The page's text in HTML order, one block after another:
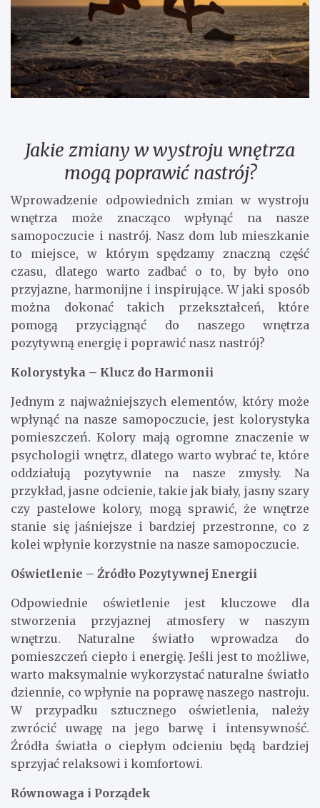
Jakie zmiany w wystroju wnętrza
mogą poprawić nastrój?
Wprowadzenie odpowiednich zmian w wystroju
wnętrza może znacząco wpłynąć na nasze
samopoczucie i nastrój. Nasz dom lub mieszkanie
to miejsce, w którym spędzamy znaczną część
czasu, dlatego warto zadbać o to, by było ono
przyjazne, harmonijne i inspirujące. W jaki sposób
można dokonać takich przekształceń, które
pomogą przyciągnąć do naszego wnętrza
pozytywną energię i poprawić nasz nastrój?
Kolorystyka – Klucz do Harmonii
Jednym z najważniejszych elementów, który może
wpłynąć na nasze samopoczucie, jest kolorystyka
pomieszczeń. Kolory mają ogromne znaczenie w
psychologii wnętrz, dlatego warto wybrać te, które
oddziałują pozytywnie na nasze zmysły. Na
przykład, jasne odcienie, takie jak biały, jasny szary
czy pastelowe kolory, mogą sprawić, że wnętrze
stanie się jaśniejsze i bardziej przestronne, co z
kolei wpłynie korzystnie na nasze samopoczucie.
Oświetlenie – Źródło Pozytywnej Energii
Odpowiednie oświetlenie jest kluczowe dla
stworzenia przyjaznej atmosfery w naszym
wnętrzu. Naturalne światło wprowadza do
pomieszczeń ciepło i energię. Jeśli jest to możliwe,
warto maksymalnie wykorzystać naturalne światło
dziennie, co wpłynie na poprawę naszego nastroju.
W przypadku sztucznego oświetlenia, należy
zwrócić uwagę na jego barwę i intensywność.
Źródła światła o ciepłym odcieniu będą bardziej
sprzyjać relaksowi i komfortowi.
Równowaga i Porządek